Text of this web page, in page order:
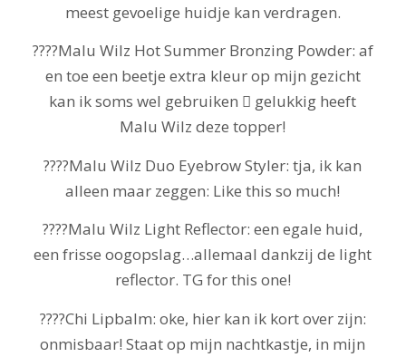
meest gevoelige huidje kan verdragen.
????Malu Wilz Hot Summer Bronzing Powder: af
en toe een beetje extra kleur op mijn gezicht
kan ik soms wel gebruiken  gelukkig heeft
Malu Wilz deze topper!
????Malu Wilz Duo Eyebrow Styler: tja, ik kan
alleen maar zeggen: Like this so much!
????Malu Wilz Light Reflector: een egale huid,
een frisse oogopslag…allemaal dankzij de light
reflector. TG for this one!
????Chi Lipbalm: oke, hier kan ik kort over zijn:
onmisbaar! Staat op mijn nachtkastje, in mijn